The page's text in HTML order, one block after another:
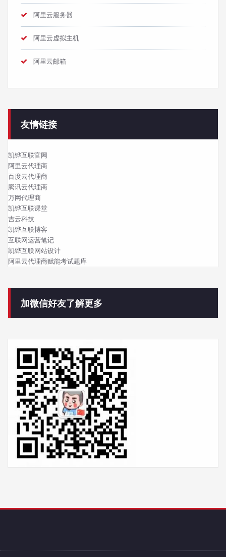
阿里云服务器
阿里云虚拟主机
阿里云邮箱
友情链接
凯铧互联官网
阿里云代理商
百度云代理商
腾讯云代理商
万网代理商
凯铧互联课堂
吉云科技
凯铧互联博客
互联网运营笔记
凯铧互联网站设计
阿里云代理商赋能考试题库
加微信好友了解更多